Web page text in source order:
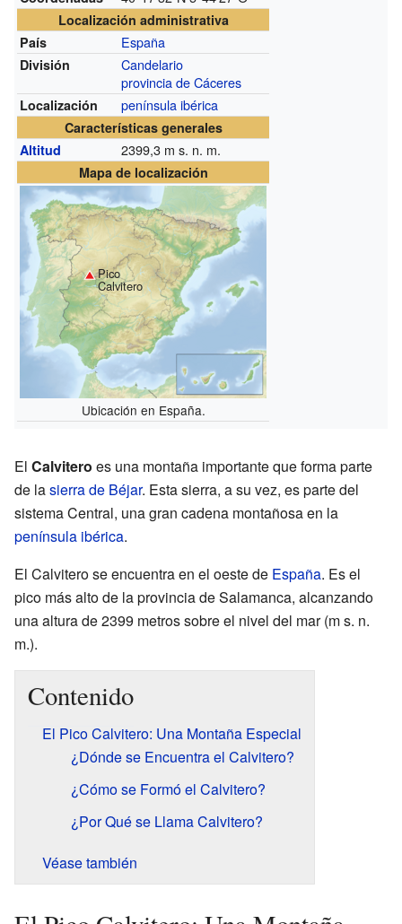
Localización administrativa
País
España
División
Candelario
provincia de Cáceres
Localización península ibérica
Características generales
Altitud
2399,3 m s. n. m.
Mapa de localización
Pico
Calvitero
Ubicación en España.
El Calvitero es una montaña importante que forma parte
de lasierra de Béjar. Esta sierra, a su vez, es parte del
sistema Central, una gran cadena montañosa en la
península ibérica.
El Calvitero se encuentra en el oeste de España. Es el
pico más alto de la provincia de Salamanca, alcanzando
una altura de 2399 metros sobre el nivel del mar (m s. n.
m.).
Contenido
El Pico Calvitero: Una Montaña Especial
¿Dónde se Encuentra el Calvitero?
¿Cómo se Formó el Calvitero?
¿Por Qué se Llama Calvitero?
Véase también